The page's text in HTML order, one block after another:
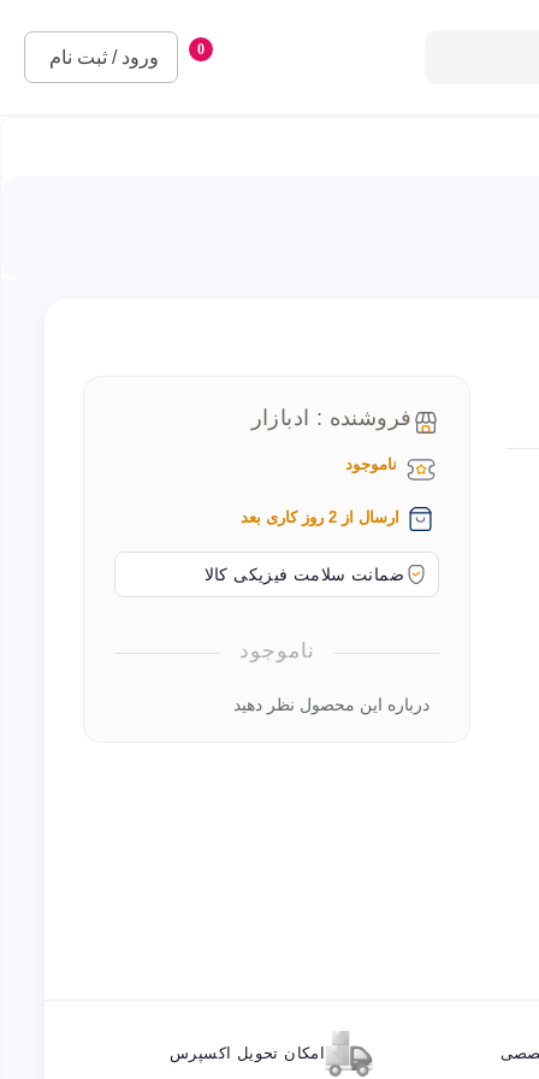
0
ورود / ثبت نام
فروشنده : ادبازار
ناموجود
ارسال از 2 روز کاری بعد
ضمانت سلامت فیزیکی کالا
ناموجود
درباره این محصول نظر دهید
امکان تحویل اکسپرس